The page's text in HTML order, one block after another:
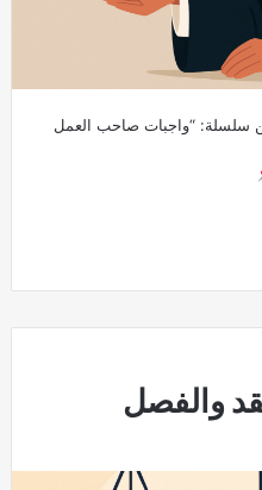
سلسلة: “واجبات صاحب العمل
والفصل